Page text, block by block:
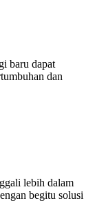
baru dapat
dan
lebih dalam
begitu solusi